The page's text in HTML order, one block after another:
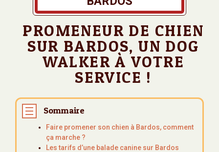
PROMENEUR DE CHIEN
SUR BARDOS, UN DOG
WALKER À VOTRE
SERVICE !
Sommaire
Faire promener son chien à Bardos, comment
ça marche ?
Les tarifs d’une balade canine sur Bardos